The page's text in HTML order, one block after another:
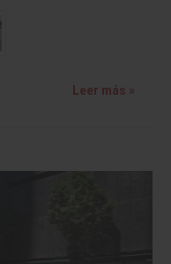
Leer más »